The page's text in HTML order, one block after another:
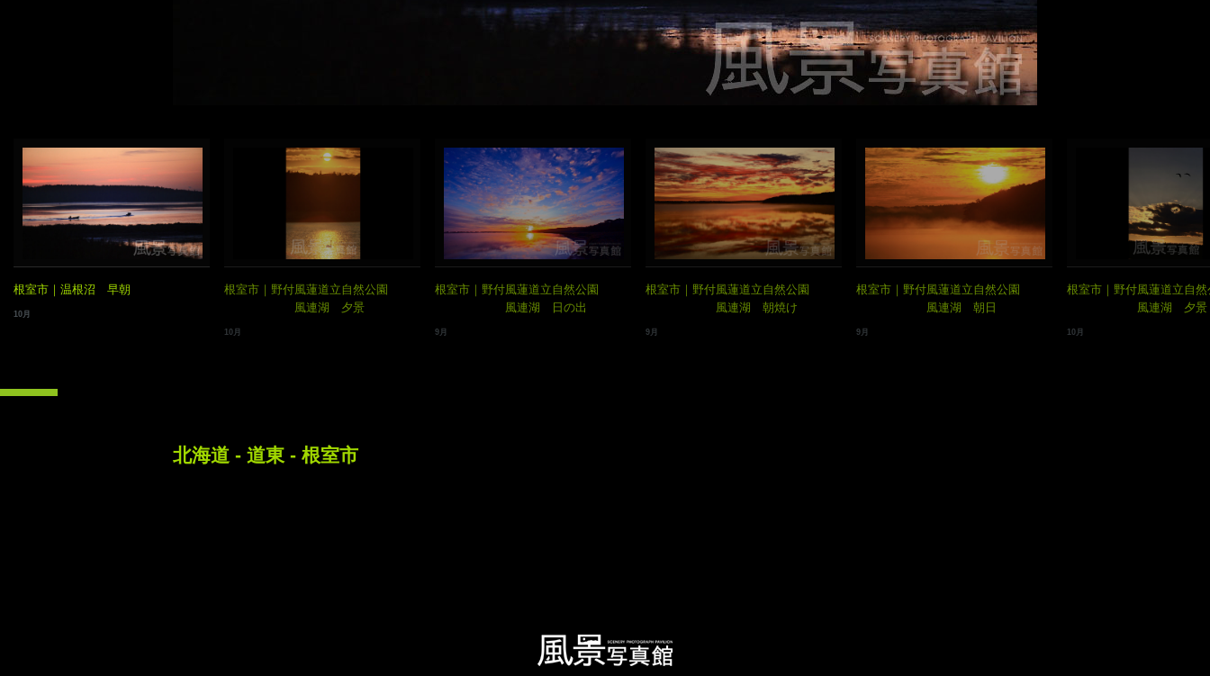
根室市｜温根沼 早朝
10月
根室市｜野付風蓮道立自然公園
風連湖 夕景
10月
根室市｜野付風蓮道立自然公園
風連湖 日の出
9月
根室市｜野付風蓮道立自然公園
風連湖 朝焼け
9月
根室市｜野付風蓮道立自然公園
風連湖 朝日
9月
根室市｜野付風蓮道立自然
風連湖 夕景
10月
北海道 - 道東 - 根室市